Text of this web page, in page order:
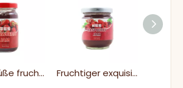
Snack Süße fruchtige Himbeermarmelade Fruchtiger exquisiter Snack -Himbeer -Marmelade verteilt es auf Toast Rolls Brioche oder Scones